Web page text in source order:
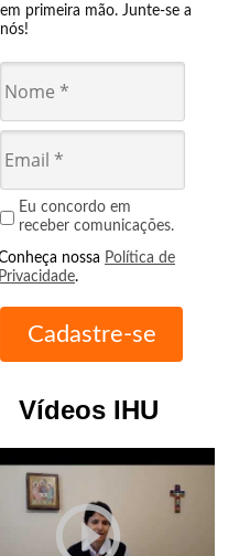
em primeira mão. Junte-se a
nós!
Eu concordo em
receber comunicações.
nossa Política de
Privacidade.
Vídeos IHU
play_circle_outline